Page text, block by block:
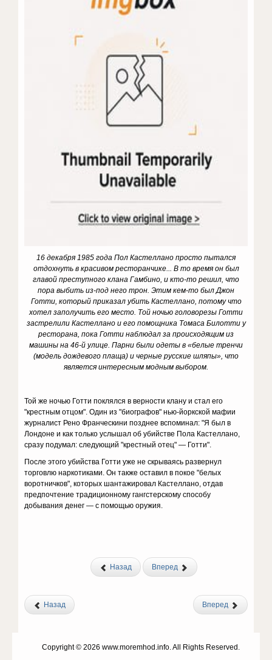
16 декабря 1985 года Пол Кастеллано просто пытался
отдохнуть в красивом ресторанчике... В то время он был
главой преступного клана Гамбино, и кто-то решил, что
пора выбить из-под него трон. Этим кем-то был Джон
Готти, который приказал убить Кастеллано, потому что
хотел заполучить его место. Той ночью головорезы Готти
застрелили Кастеллано и его помощника Томаса Билотти у
ресторана, пока Готти наблюдал за происходящим из
машины на 46-й улице. Парни были одеты в «белые тренчи
(модель дождевого плаща) и черные русские шляпы», что
является интересным модным выбором.
Той же ночью Готти поклялся в верности клану и стал его
"крестным отцом". Один из "биографов" нью-йоркской мафии
журналист Рено Франческини позднее вспоминал: "Я был в
Лондоне и как только услышал об убийстве Пола Кастеллано,
сразу подумал: следующий "крестный отец" — Готти".
После этого убийства Готти уже не скрываясь развернул
торговлю наркотиками. Он также оставил в покое "белых
воротничков", которых шантажировал Кастеллано, отдав
предпочтение традиционному гангстерскому способу
добывания денег — с помощью оружия.
Назад Вперед
Назад Вперед
Copyright © 2026 www.moremhod.info. All Rights Reserved.